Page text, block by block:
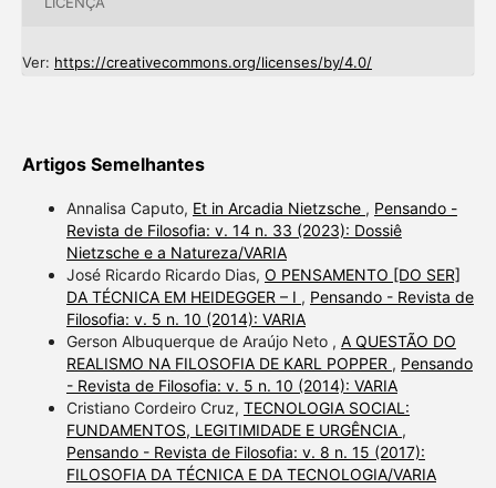
Ver: https://creativecommons.org/licenses/by/4.0/
Artigos Semelhantes
Annalisa Caputo, Et in Arcadia Nietzsche , Pensando -
Revista de Filosofia: v. 14 n. 33 (2023): Dossiê
Nietzsche e a Natureza/VARIA
José Ricardo Ricardo Dias, O PENSAMENTO [DO SER]
DA TÉCNICA EM HEIDEGGER – I , Pensando - Revista de
Filosofia: v. 5 n. 10 (2014): VARIA
Gerson Albuquerque de Araújo Neto , A QUESTÃO DO
REALISMO NA FILOSOFIA DE KARL POPPER , Pensando
- Revista de Filosofia: v. 5 n. 10 (2014): VARIA
Cristiano Cordeiro Cruz, TECNOLOGIA SOCIAL:
FUNDAMENTOS, LEGITIMIDADE E URGÊNCIA ,
Pensando - Revista de Filosofia: v. 8 n. 15 (2017):
FILOSOFIA DA TÉCNICA E DA TECNOLOGIA/VARIA